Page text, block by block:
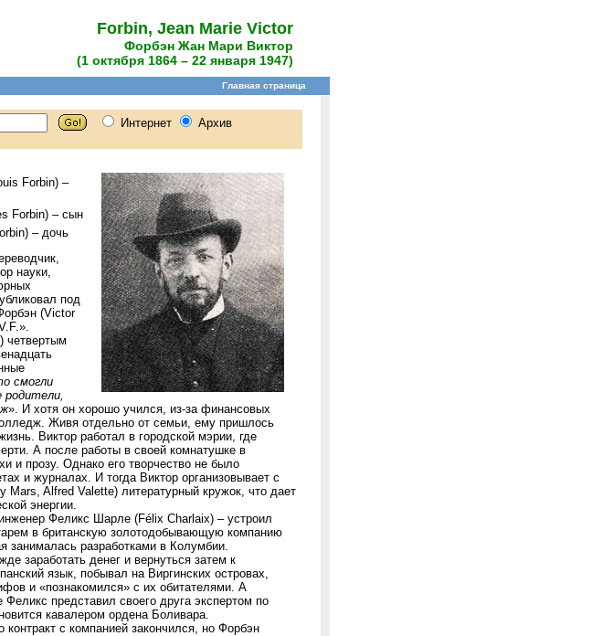
Forbin, Jean Marie Victor
Форбэн Жан Мари Виктор
(1 октября 1864 – 22 января 1947)
Forbin) –
Forbin) – сын
– дочь
науки,
под
(Victor
четвертым
смогли
родители,
». И хотя он хорошо учился, из-за финансовых
Живя отдельно от семьи, ему пришлось
Виктор работал в городской мэрии, где
А после работы в своей комнатушке в
и прозу. Однако его творчество не было
и журналах. И тогда Виктор организовывает с
Mars, Alfred Valette) литературный кружок, что дает
энергии.
Феликс Шарле (Félix Charlaix) – устроил
в британскую золотодобывающую компанию
занималась разработками в Колумбии.
заработать денег и вернуться затем к
язык, побывал на Виргинских островах,
и «познакомился» с их обитателями. А
представил своего друга экспертом по
кавалером ордена Боливара.
контракт с компанией закончился, но Форбэн